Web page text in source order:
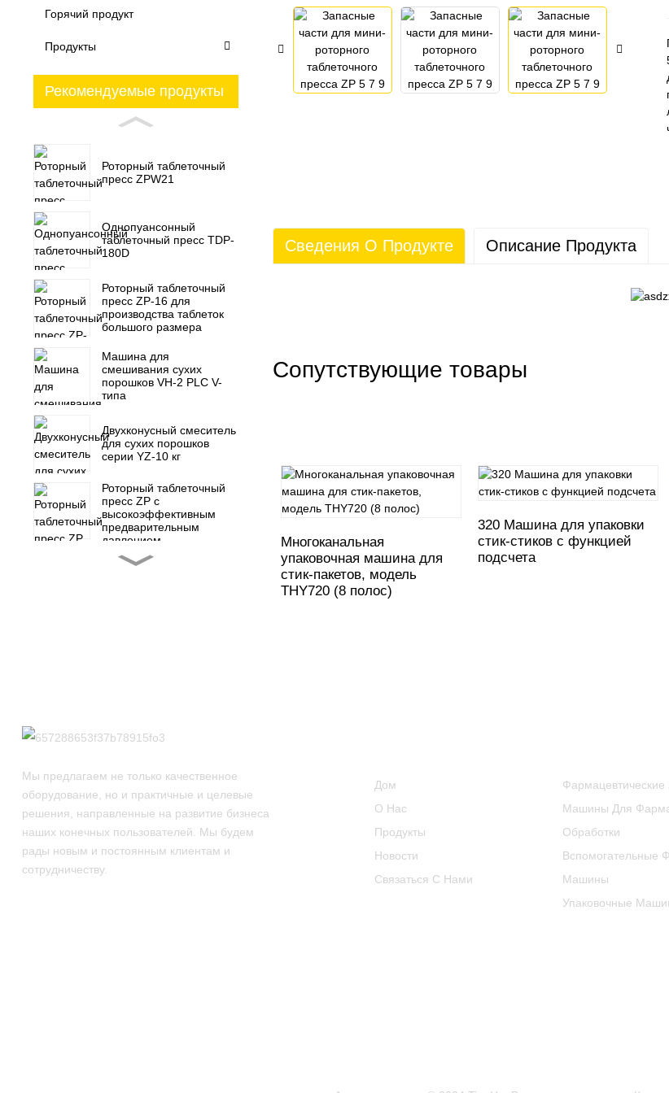
Горячий продукт
Продукты
Рекомендуемые продукты
Роторный таблеточный
пресс ZPW21
Однопуансонный
таблеточный пресс TDP-
180D
Роторный таблеточный
пресс ZP-16 для
производства таблеток
большого размера
Машина для
смешивания сухих
порошков VH-2 PLC V-
типа
Двухконусный смеситель
для сухих порошков
серии YZ-10 кг
Роторный таблеточный
пресс ZP с
высокоэффективным
предварительным
давлением
Роторный таблеточный
для наполнения капсул
автоматическая машина
для наполнения капсул
Сведения О Продукте Описание Продукта
Сопутствующие товары
Многоканальная
упаковочная машина для
стик-пакетов, модель
THY720 (8 полос)
320 Машина для упаковки
стик-стиков с функцией
подсчета
Мы предлагаем не только качественное
оборудование, но и практичные и целевые
решения, направленные на развитие бизнеса
наших конечных пользователей. Мы будем
рады новым и постоянным клиентам и
сотрудничеству.
Дом
О Нас
Продукты
Новости
Связаться С Нами
Машины Для
Обработки
Вспомогательные
Машины
Упаковочные